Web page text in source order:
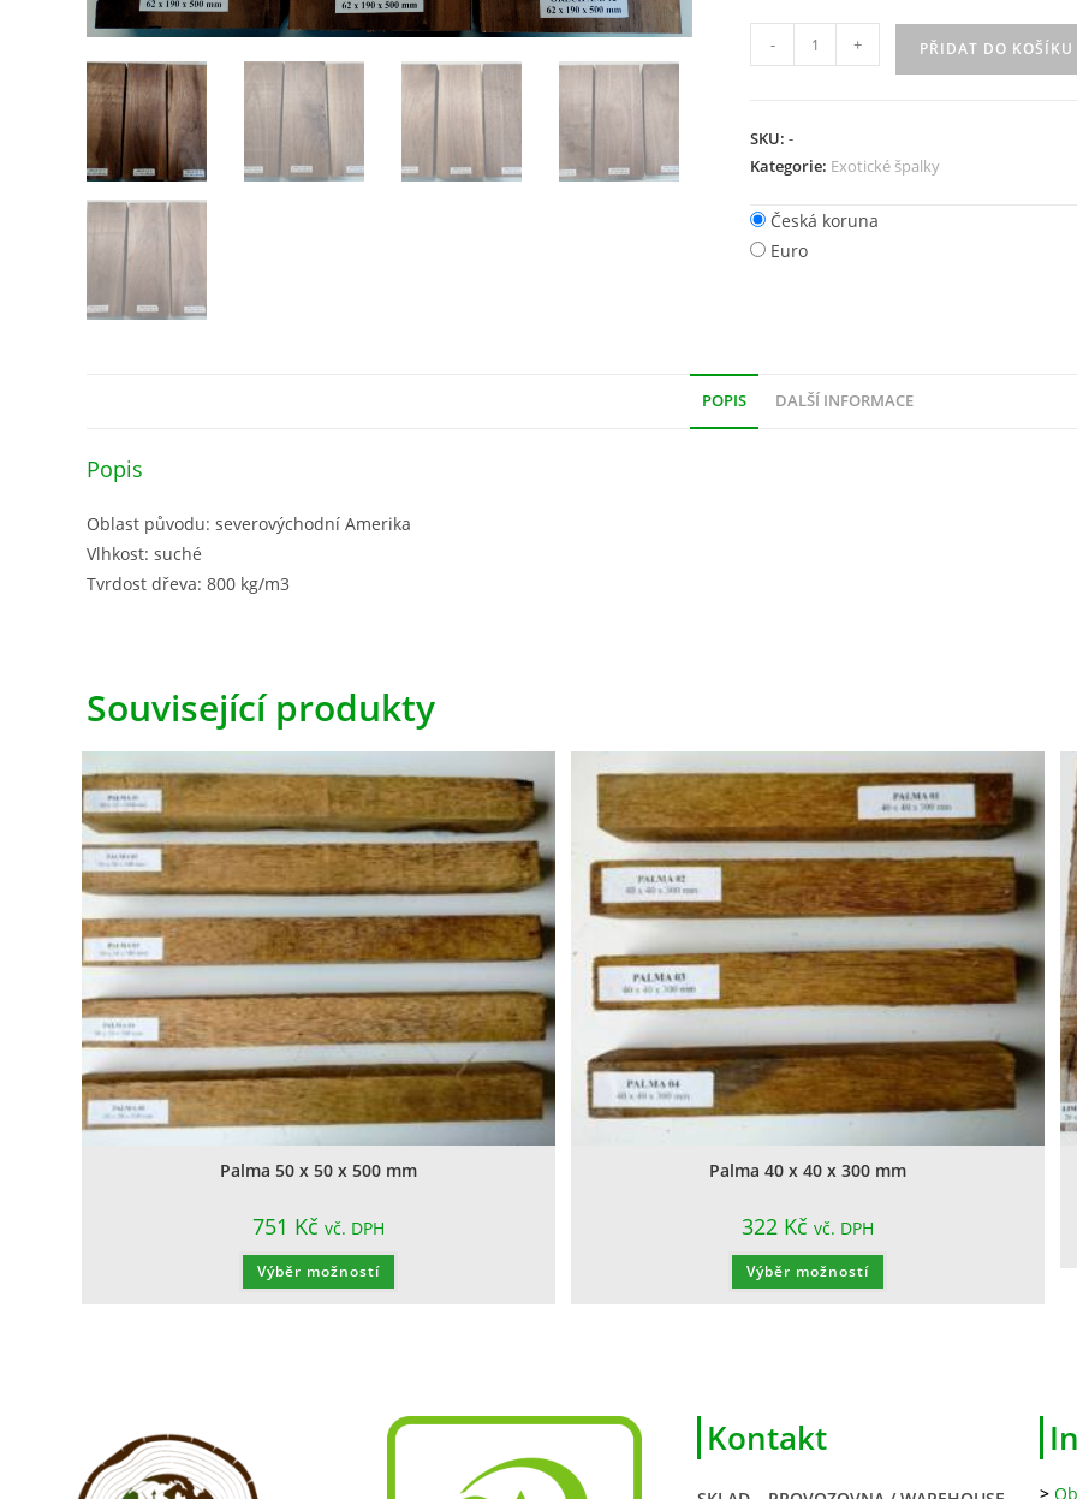
- + PŘIDAT DO KOŠÍKU
SKU: -
Kategorie: Exotické špalky
Česká koruna
Euro
POPIS DALŠÍ INFORMACE
Popis
Oblast původu: severovýchodní Amerika
Vlhkost: suché
Tvrdost dřeva: 800 kg/m3
Související produkty
Palma 50 x 50 x 500 mm
751 Kč vč. DPH
Výběr možností
Palma 40 x 40 x 300 mm
322 Kč vč. DPH
Výběr možností
Kontakt
>